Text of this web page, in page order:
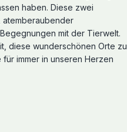
haben. Diese zwei
atemberaubender
mit der Tierwelt.
diese wunderschönen Orte zu
immer in unseren Herzen